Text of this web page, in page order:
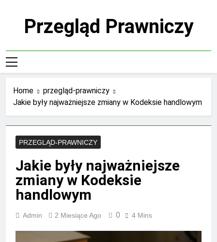
Przegląd Prawniczy
Home
przegląd-prawniczy
Jakie były najważniejsze zmiany w Kodeksie handlowym
PRZEGLĄD-PRAWNICZY
Jakie były najważniejsze
zmiany w Kodeksie
handlowym
Admin 2 Miesiące Ago 0 4 Mins